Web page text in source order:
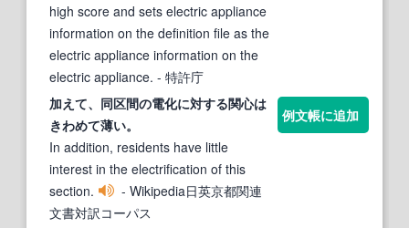
high score and sets electric appliance
information on the definition file as the
electric appliance information on the
electric appliance. - 特許庁
加えて、同区間の電化に対する関心は
きわめて薄い。
In addition, residents have little
interest in the electrification of this
section.
- Wikipedia日英京都関連
文書対訳コーパス
例文帳に追加